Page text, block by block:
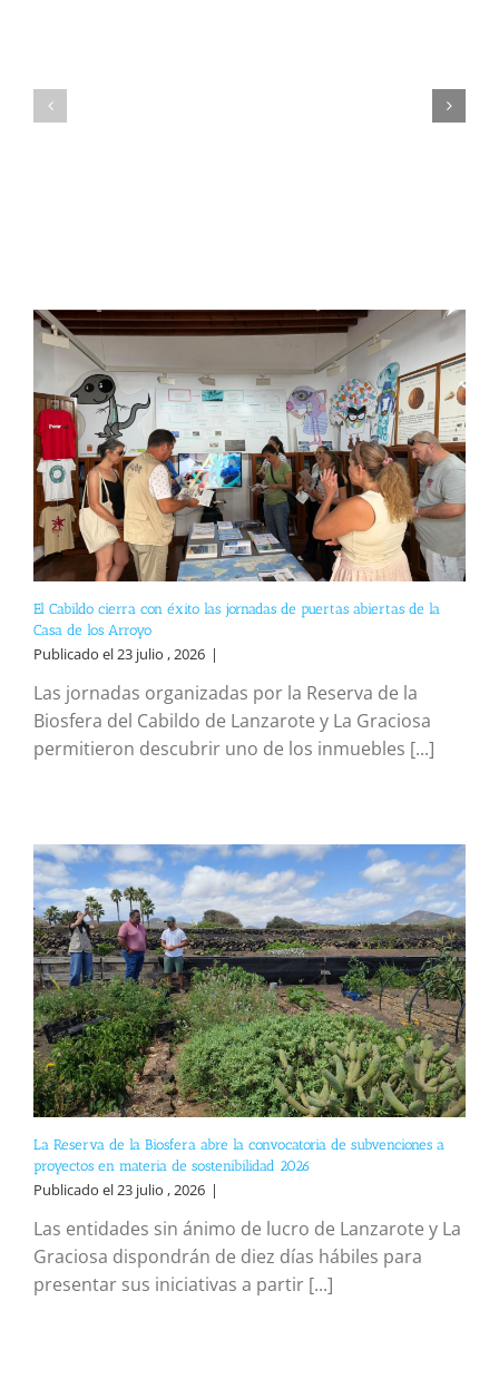
El Cabildo cierra con éxito las jornadas de puertas abiertas de la
Casa de los Arroyo
Publicado el 23 julio , 2026 |
Las jornadas organizadas por la Reserva de la
Biosfera del Cabildo de Lanzarote y La Graciosa
permitieron descubrir uno de los inmuebles [...]
La Reserva de la Biosfera abre la convocatoria de subvenciones a
proyectos en materia de sostenibilidad 2026
Publicado el 23 julio , 2026 |
Las entidades sin ánimo de lucro de Lanzarote y La
Graciosa dispondrán de diez días hábiles para
presentar sus iniciativas a partir [...]